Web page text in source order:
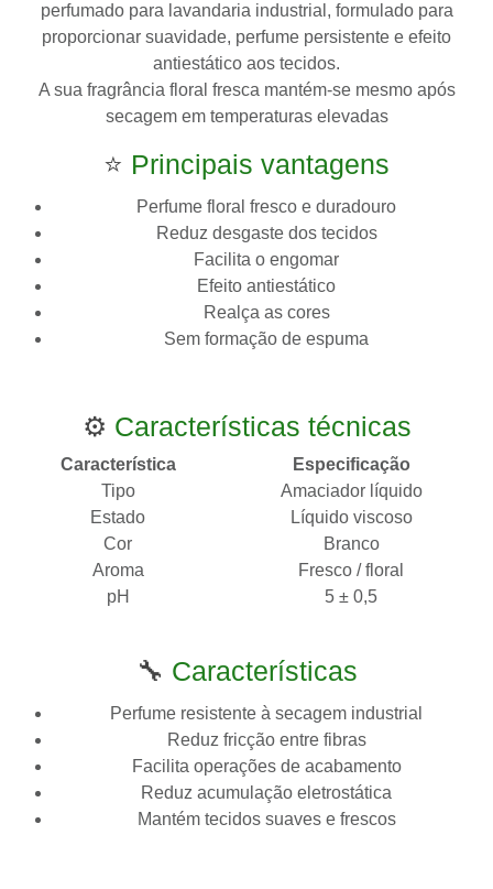
perfumado para lavandaria industrial, formulado para
proporcionar suavidade, perfume persistente e efeito
antiestático aos tecidos.
A sua fragrância floral fresca mantém-se mesmo após
secagem em temperaturas elevadas
⭐ Principais vantagens
Perfume floral fresco e duradouro
Reduz desgaste dos tecidos
Facilita o engomar
Efeito antiestático
Realça as cores
Sem formação de espuma
⚙️ Características técnicas
Característica
Especificação
Tipo
Amaciador líquido
Estado
Líquido viscoso
Cor
Branco
Aroma
Fresco / floral
pH
5 ± 0,5
🔧 Características
Perfume resistente à secagem industrial
Reduz fricção entre fibras
Facilita operações de acabamento
Reduz acumulação eletrostática
Mantém tecidos suaves e frescos